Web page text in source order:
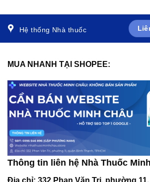
Hệ thống Nhà thuốc
MUA NHANH TẠI SHOPEE:
Thông tin liên hệ Nhà Thuốc